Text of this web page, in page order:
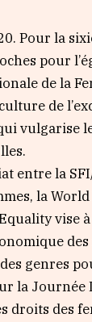
Pour la
pour
de la
de
vulgarise
entre la
la
vise
genres
la Journée
droits des